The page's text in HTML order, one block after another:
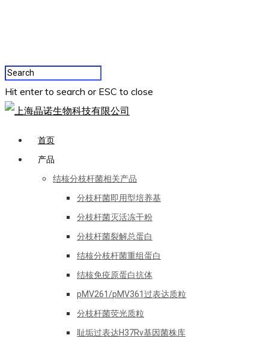
Hit enter to search or ESC to close
首页
产品
结核分枝杆菌相关产品
分枝杆菌即用型培养基
分枝杆菌灭活冻干粉
分枝杆菌裂解总蛋白
结核分枝杆菌重组蛋白
结核免疫原蛋白抗体
pMV261/pMV361过表达质粒
分枝杆菌荧光质粒
耻垢过表达H37Rv基因菌株库